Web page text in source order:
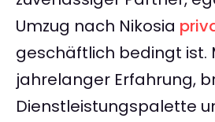
Umzug nach Nikosia
geschäftlich bedingt ist.
jahrelanger Erfahrung,
Dienstleistungspalette